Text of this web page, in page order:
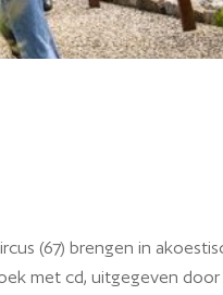
(67) brengen in
met cd, uitgegeven door